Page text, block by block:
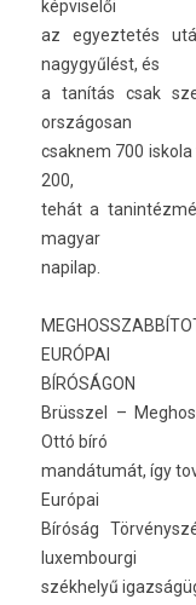
kép­viselői
az egyez­tetés
nagygyűlést, és
a tanítás csak
országosan
csak­nem 700
200,
tehát a
magyar
napilap.
EURÓPAI
BÍRÓSÁGON
Brüsszel –
Ottó bíró
mandátumát, így
Európai
Bíróság
luxem­bour­gi
székhelyű